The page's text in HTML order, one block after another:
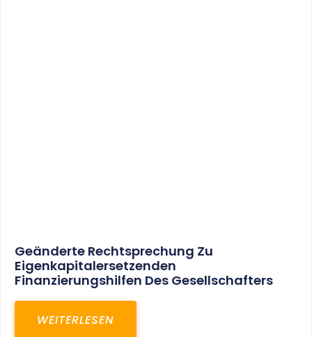
Geänderte Rechtsprechung Zu
Eigenkapitalersetzenden
Finanzierungshilfen Des Gesellschafters
WEITERLESEN